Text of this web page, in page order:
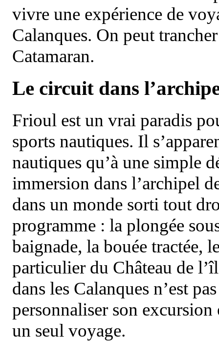
vivre une expérience de
Calanques. On peut
Catamaran.
Le circuit dans
Frioul est un vrai paradis
sports nautiques. Il
nautiques qu’à une simple
immersion dans l’archipel
dans un monde sorti tout
programme : la plongée
baignade, la bouée tractée,
particulier du Château de
dans les Calanques n’est
personnaliser son
un seul voyage.